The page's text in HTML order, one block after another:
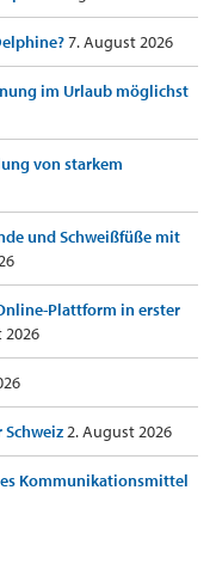
7. August 2026
im Urlaub möglichst
von starkem
und Schweißfüße mit
Plattform in erster
2026
2. August 2026
Kommunikationsmittel